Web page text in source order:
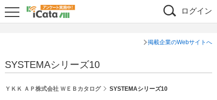
ログイン
掲載企業のWebサイトへ
SYSTEMAシリーズ10
ＹＫＫ ＡＰ株式会社 ＷＥＢカタログ SYSTEMAシリーズ10